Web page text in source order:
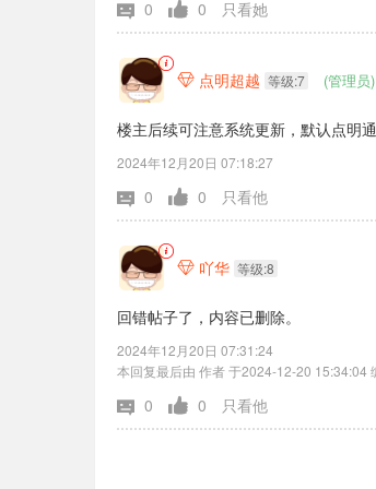
0 0 只看她
 点明超越 等级:7 (管理员)
楼主后续可注意系统更新，默认点明
2024年12月20日 07:18:27
0 0 只看他
 吖华 等级:8
回错帖子了，内容已删除。
2024年12月20日 07:31:24
本回复最后由 作者 于2024-12-20 15:34:04
0 0 只看他